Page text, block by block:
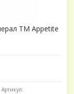
ТМ Appetite
Артикул: